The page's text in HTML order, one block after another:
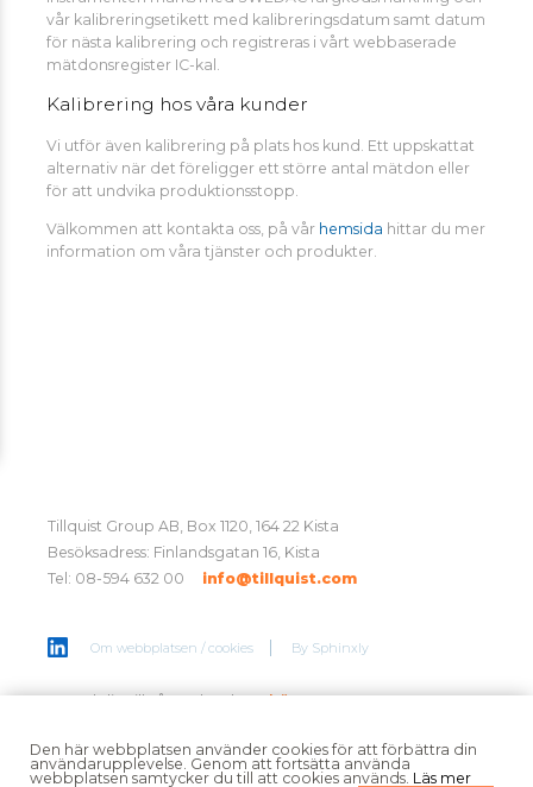
Den här webbplatsen använder cookies för att förbättra din
användarupplevelse. Genom att fortsätta använda
webbplatsen samtycker du till att cookies används. Läs mer
vår kalibreringsetikett med kalibreringsdatum samt datum
för nästa kalibrering och registreras i vårt webbaserade
mätdonsregister IC-kal.
Kalibrering hos våra kunder
Vi utför även kalibrering på plats hos kund. Ett uppskattat
alternativ när det föreligger ett större antal mätdon eller
för att undvika produktionsstopp.
Välkommen att kontakta oss, på vår hemsida hittar du mer
information om våra tjänster och produkter.
Tillquist Group AB, Box 1120, 164 22 Kista
Besöksadress: Finlandsgatan 16, Kista
Tel: 08-594 632 00
info@tillquist.com
Om webbplatsen / cookies By Sphinxly
Anmäl dig till vårt nyhetsbrevhär